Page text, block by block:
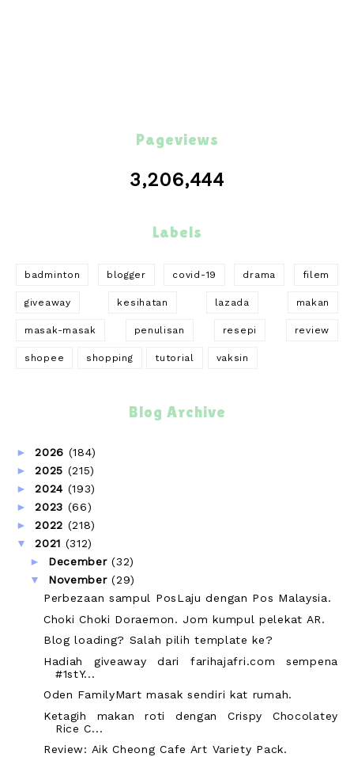
Pageviews
3,206,444
Labels
badminton blogger covid-19 drama filem
giveaway kesihatan lazada makan
masak-masak penulisan resepi review
shopee shopping tutorial vaksin
Blog Archive
►2026 (184)
►2025 (215)
►2024 (193)
►2023 (66)
►2022 (218)
▼2021 (312)
► December(32)
▼ November(29)
Perbezaan sampul PosLaju dengan Pos Malaysia.
Choki Choki Doraemon. Jom kumpul pelekat AR.
Blog loading? Salah pilih template ke?
Hadiah giveaway dari farihajafri.com sempena
#1stY...
Oden FamilyMart masak sendiri kat rumah.
Ketagih makan roti dengan Crispy Chocolatey
Rice C...
Review: Aik Cheong Cafe Art Variety Pack.